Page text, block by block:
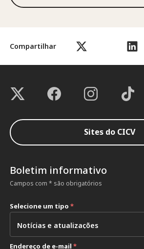
Compartilhar
Sites do CICV
Boletim informativo
Campos com * são obrigatórios
Selecione um tipo *
Endereço de e-mail *